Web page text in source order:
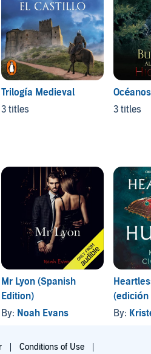
Trilogía Medieval
3 titles
3 titles
Mr Lyon (Spanish
Edition)
By: Noah Evans
(edición
By:
Conditions of Use